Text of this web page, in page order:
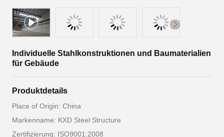
Individuelle Stahlkonstruktionen und Baumaterialien
für Gebäude
Produktdetails
Place of Origin: China
Markenname: KXD Steel Structure
Zertifizierung: ISO9001:2008